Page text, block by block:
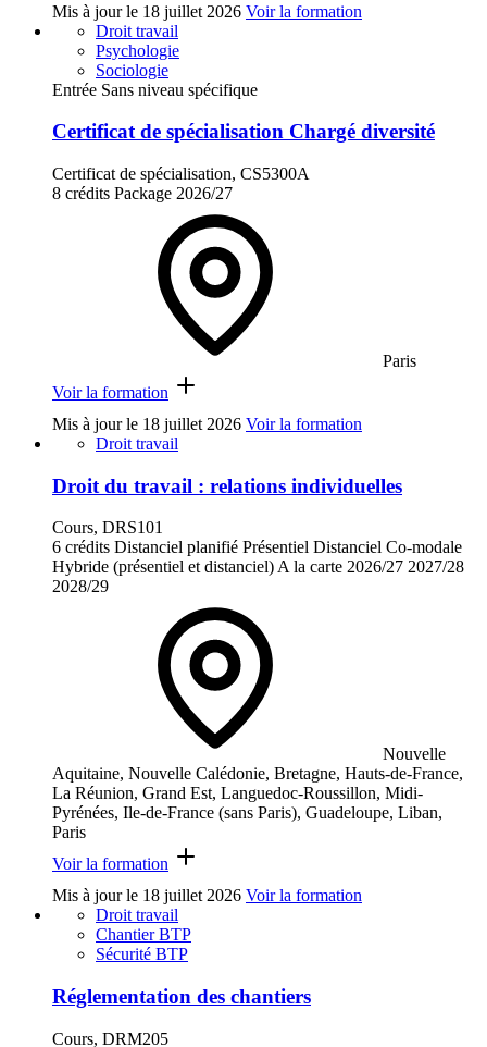
Mis à jour le 18 juillet 2026 Voir la formation
Droit travail
Psychologie
Sociologie
Entrée Sans niveau spécifique
Certificat de spécialisation Chargé diversité
Certificat de spécialisation, CS5300A
8 crédits Package 2026/27
Paris
Voir la formation
Mis à jour le 18 juillet 2026 Voir la formation
Droit travail
Droit du travail : relations individuelles
Cours, DRS101
6 crédits Distanciel planifié Présentiel Distanciel Co-modale
Hybride (présentiel et distanciel) A la carte 2026/27 2027/28
2028/29
Nouvelle
Aquitaine, Nouvelle Calédonie, Bretagne, Hauts-de-France,
La Réunion, Grand Est, Languedoc-Roussillon, Midi-
Pyrénées, Ile-de-France (sans Paris), Guadeloupe, Liban,
Paris
Voir la formation
Mis à jour le 18 juillet 2026 Voir la formation
Droit travail
Chantier BTP
Sécurité BTP
Réglementation des chantiers
Cours, DRM205